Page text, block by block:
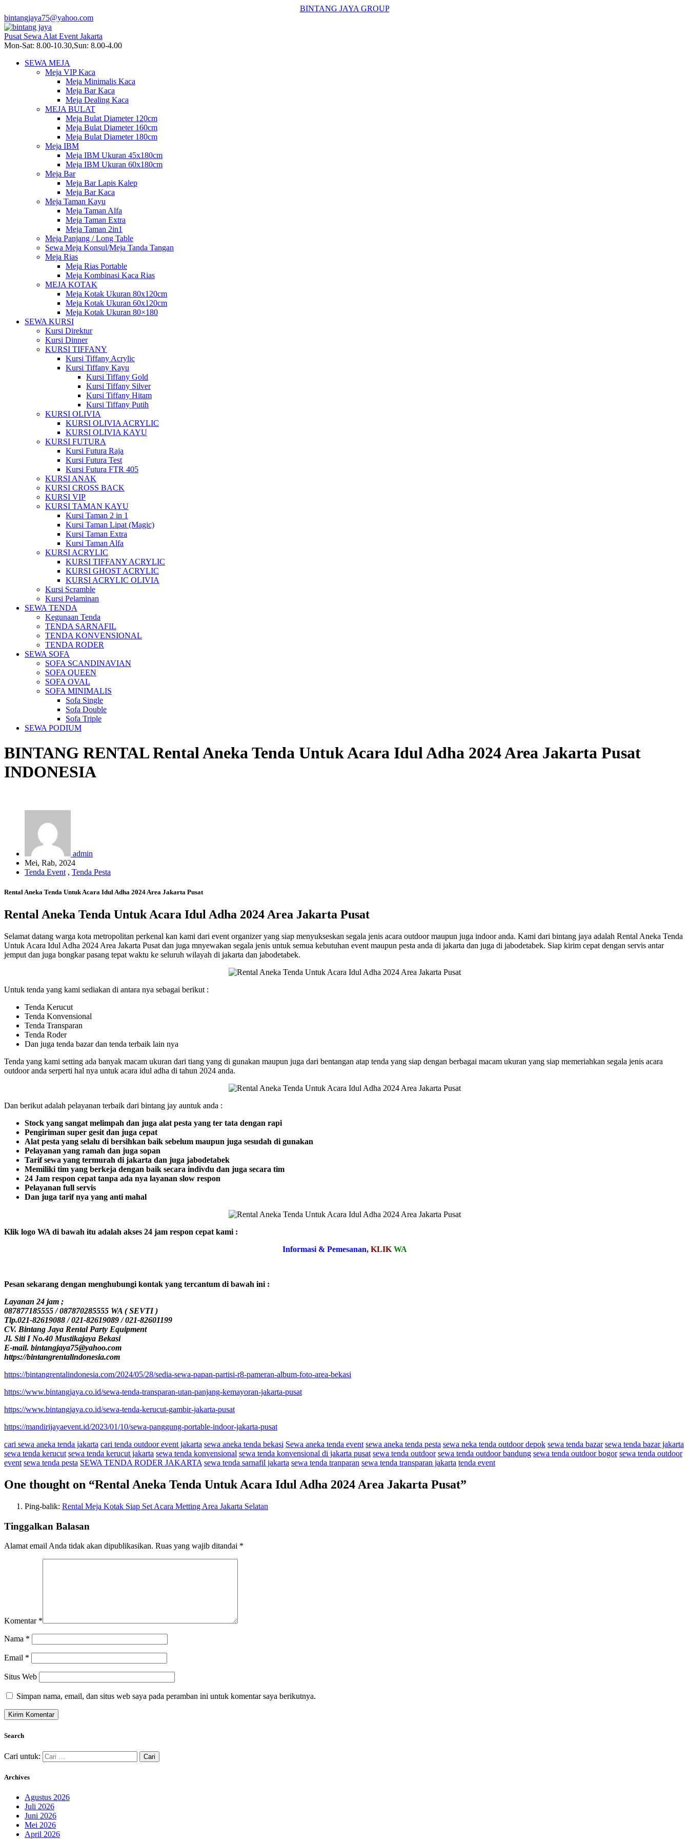
BINTANG JAYA GROUP
bintangjaya75@yahoo.com
Pusat Sewa Alat Event Jakarta
Mon-Sat: 8.00-10.30,Sun: 8.00-4.00
SEWA MEJA
Meja VIP Kaca
Meja Minimalis Kaca
Meja Bar Kaca
Meja Dealing Kaca
MEJA BULAT
Meja Bulat Diameter 120cm
Meja Bulat Diameter 160cm
Meja Bulat Diameter 180cm
Meja IBM
Meja IBM Ukuran 45x180cm
Meja IBM Ukuran 60x180cm
Meja Bar
Meja Bar Lapis Kalep
Meja Bar Kaca
Meja Taman Kayu
Meja Taman Alfa
Meja Taman Extra
Meja Taman 2in1
Meja Panjang / Long Table
Sewa Meja Konsul/Meja Tanda Tangan
Meja Rias
Meja Rias Portable
Meja Kombinasi Kaca Rias
MEJA KOTAK
Meja Kotak Ukuran 80x120cm
Meja Kotak Ukuran 60x120cm
Meja Kotak Ukuran 80×180
SEWA KURSI
Kursi Direktur
Kursi Dinner
KURSI TIFFANY
Kursi Tiffany Acrylic
Kursi Tiffany Kayu
Kursi Tiffany Gold
Kursi Tiffany Silver
Kursi Tiffany Hitam
Kursi Tiffany Putih
KURSI OLIVIA
KURSI OLIVIA ACRYLIC
KURSI OLIVIA KAYU
KURSI FUTURA
Kursi Futura Raja
Kursi Futura Test
Kursi Futura FTR 405
KURSI ANAK
KURSI CROSS BACK
KURSI VIP
KURSI TAMAN KAYU
Kursi Taman 2 in 1
Kursi Taman Lipat (Magic)
Kursi Taman Extra
Kursi Taman Alfa
KURSI ACRYLIC
KURSI TIFFANY ACRYLIC
KURSI GHOST ACRYLIC
KURSI ACRYLIC OLIVIA
Kursi Scramble
Kursi Pelaminan
SEWA TENDA
Kegunaan Tenda
TENDA SARNAFIL
TENDA KONVENSIONAL
TENDA RODER
SEWA SOFA
SOFA SCANDINAVIAN
SOFA QUEEN
SOFA OVAL
SOFA MINIMALIS
Sofa Single
Sofa Double
Sofa Triple
SEWA PODIUM
BINTANG RENTALRental Aneka Tenda Untuk Acara Idul Adha 2024 Area Jakarta Pusat
INDONESIA
admin
Mei, Rab, 2024
Tenda Event , Tenda Pesta
Rental Aneka Tenda Untuk Acara Idul Adha 2024 Area Jakarta Pusat
Rental Aneka Tenda Untuk Acara Idul Adha 2024 Area Jakarta Pusat
Selamat datang warga kota metropolitan perkenal kan kami dari event organizer yang siap menyukseskan segala jenis acara outdoor maupun juga indoor anda. Kami dari bintang jaya adalah Rental Aneka Tenda
Untuk Acara Idul Adha 2024 Area Jakarta Pusat dan juga mnyewakan segala jenis untuk semua kebutuhan event maupun pesta anda di jakarta dan juga di jabodetabek. Siap kirim cepat dengan servis antar
jemput dan juga bongkar pasang tepat waktu ke seluruh wilayah di jakarta dan jabodetabek.
Untuk tenda yang kami sediakan di antara nya sebagai berikut :
Tenda Kerucut
Tenda Konvensional
Tenda Transparan
Tenda Roder
Dan juga tenda bazar dan tenda terbaik lain nya
Tenda yang kami setting ada banyak macam ukuran dari tiang yang di gunakan maupun juga dari bentangan atap tenda yang siap dengan berbagai macam ukuran yang siap memeriahkan segala jenis acara
outdoor anda serperti hal nya untuk acara idul adha di tahun 2024 anda.
Dan berikut adalah pelayanan terbaik dari bintang jay auntuk anda :
Stock yang sangat melimpah dan juga alat pesta yang ter tata dengan rapi
Pengiriman super gesit dan juga cepat
Alat pesta yang selalu di bersihkan baik sebelum maupun juga sesudah di gunakan
Pelayanan yang ramah dan juga sopan
Tarif sewa yang termurah di jakarta dan juga jabodetabek
Memiliki tim yang berkeja dengan baik secara indivdu dan juga secara tim
24 Jam respon cepat tanpa ada nya layanan slow respon
Pelayanan full servis
Dan juga tarif nya yang anti mahal
Klik logo WA di bawah itu adalah akses 24 jam respon cepat kami :
Informasi & Pemesanan, KLIK WA
Pesan sekarang dengan menghubungi kontak yang tercantum di bawah ini :
Layanan 24 jam ;
087877185555 / 087870285555 WA ( SEVTI )
Tlp.021-82619088 / 021-82619089 / 021-82601199
CV. Bintang Jaya Rental Party Equipment
Jl. Siti I No.40 Mustikajaya Bekasi
E-mail. bintangjaya75@yahoo.com
https://bintangrentalindonesia.com
https://bintangrentalindonesia.com/2024/05/28/sedia-sewa-papan-partisi-r8-pameran-album-foto-area-bekasi
https://www.bintangjaya.co.id/sewa-tenda-transparan-utan-panjang-kemayoran-jakarta-pusat
https://www.bintangjaya.co.id/sewa-tenda-kerucut-gambir-jakarta-pusat
https://mandirijayaevent.id/2023/01/10/sewa-panggung-portable-indoor-jakarta-pusat
cari sewa aneka tenda jakarta cari tenda outdoor event jakarta sewa aneka tenda bekasi Sewa aneka tenda event sewa aneka tenda pesta sewa neka tenda outdoor depok sewa tenda bazar sewa tenda bazar jakarta
sewa tenda kerucut sewa tenda kerucut jakarta sewa tenda konvensional sewa tenda konvensional di jakarta pusat sewa tenda outdoor sewa tenda outdoor bandung sewa tenda outdoor bogor sewa tenda outdoor
event sewa tenda pesta SEWA TENDA RODER JAKARTA sewa tenda sarnafil jakarta sewa tenda tranparan sewa tenda transparan jakarta tenda event
One thought on “Rental Aneka Tenda Untuk Acara Idul Adha 2024 Area Jakarta Pusat”
Ping-balik: Rental Meja Kotak Siap Set Acara Metting Area Jakarta Selatan
Tinggalkan Balasan
Alamat email Anda tidak akan dipublikasikan. Ruas yang wajib ditandai *
Komentar *
Nama *
Email *
Situs Web
Simpan nama, email, dan situs web saya pada peramban ini untuk komentar saya berikutnya.
Search
Cari untuk:
Archives
Agustus 2026
Juli 2026
Juni 2026
Mei 2026
April 2026